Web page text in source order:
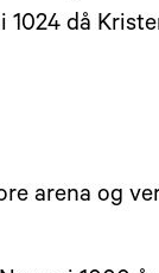
1024 då
arena og